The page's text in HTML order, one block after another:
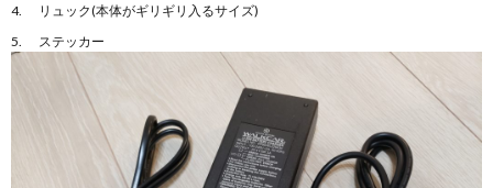
リュック(本体がギリギリ入るサイズ)
ステッカー